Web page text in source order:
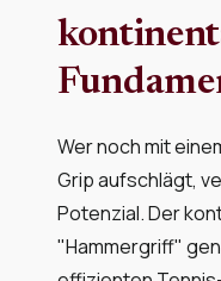
Wer noch mit
Grip aufschlägt,
Potenzial. Der
"Hammergriff"